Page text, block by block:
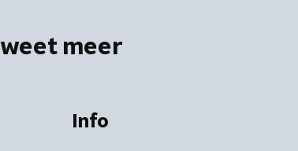
weet meer
Info